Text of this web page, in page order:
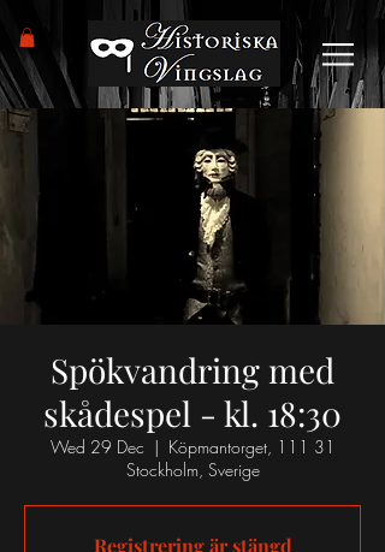
Spökvandring med
skådespel - kl. 18:30
Wed 29 Dec
  |
Köpmantorget, 111 31
Stockholm, Sverige
Registrering är stängd